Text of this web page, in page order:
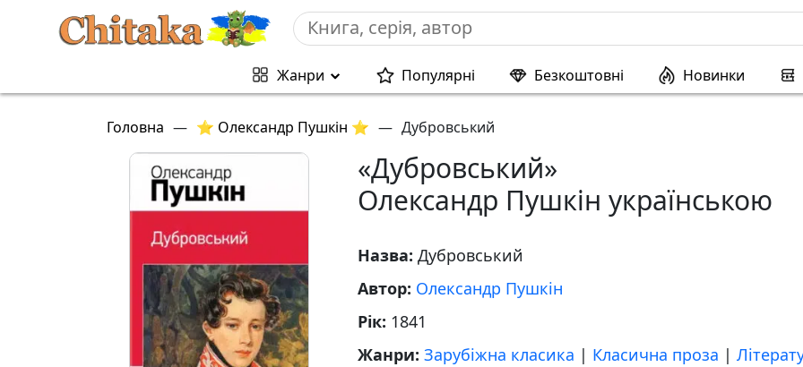
Жанри Популярні Безкоштовні Новинки
Головна — ⭐ Олександр Пушкін ⭐ — Дубровський
«Дубровський»
Олександр Пушкін українською
Назва: Дубровський
Автор: Олександр Пушкін
Рік: 1841
Жанри: Зарубіжна класика | Класична проза |